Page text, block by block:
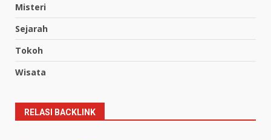
Misteri
Sejarah
Tokoh
Wisata
RELASI BACKLINK